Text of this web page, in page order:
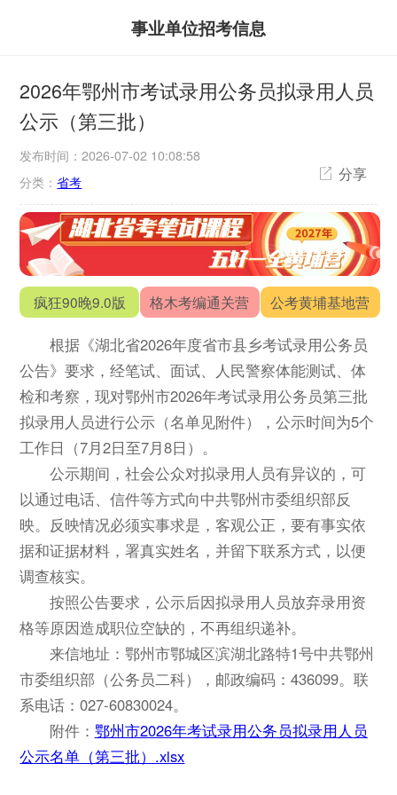
事业单位招考信息
2026年鄂州市考试录用公务员拟录用人员
公示（第三批）
发布时间：2026-07-02 10:08:58
分类：省考 分享
疯狂90晚9.0版 格木考编通关营 公考黄埔基地营
根据《湖北省2026年度省市县乡考试录用公务员
公告》要求，经笔试、面试、人民警察体能测试、体
检和考察，现对鄂州市2026年考试录用公务员第三批
拟录用人员进行公示（名单见附件），公示时间为5个
工作日（7月2日至7月8日）。
公示期间，社会公众对拟录用人员有异议的，可
以通过电话、信件等方式向中共鄂州市委组织部反
映。反映情况必须实事求是，客观公正，要有事实依
据和证据材料，署真实姓名，并留下联系方式，以便
调查核实。
按照公告要求，公示后因拟录用人员放弃录用资
格等原因造成职位空缺的，不再组织递补。
来信地址：鄂州市鄂城区滨湖北路特1号中共鄂州
市委组织部（公务员二科），邮政编码：436099。联
系电话：027-60830024。
附件： 鄂州市2026年考试录用公务员拟录用人员
公示名单（第三批）.xlsx